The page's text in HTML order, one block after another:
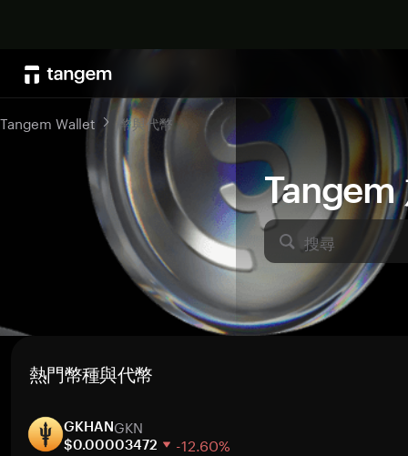
Tangem
搜尋
Tangem Wallet 幣與代幣
熱門幣種與代幣
GKHANGKN
$0.00003472 -12.60%